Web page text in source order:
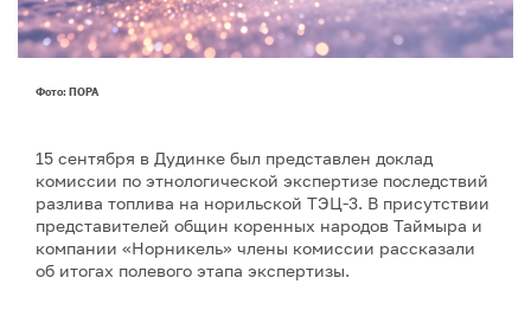
Фото: ПОРА
15 сентября в Дудинке был представлен доклад
комиссии по этнологической экспертизе последствий
разлива топлива на норильской ТЭЦ-3. В присутствии
представителей общин коренных народов Таймыра и
компании «Норникель» члены комиссии рассказали
об итогах полевого этапа экспертизы.